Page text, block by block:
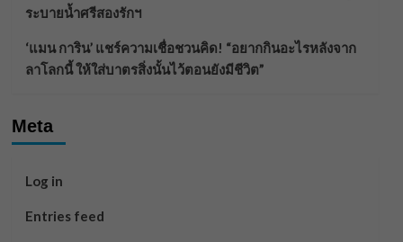
ระบายน้ำศรีสองรักฯ
‘แมน การิน’ แชร์ความเชื่อชวนคิด! “อยากกินอะไรหลังจาก
ลาโลกนี้ ให้ใส่บาตรสิ่งนั้นไว้ตอนยังมีชีวิต”
Meta
Log in
Entries feed